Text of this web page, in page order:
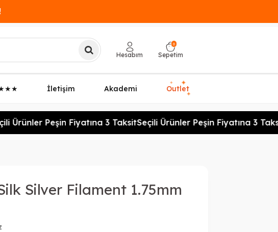
Hesabım
0
Sepetim
İletişim Akademi Outlet
✦ ✦
✦
Ürünler Peşin Fiyatına 3 TaksitSeçili Ürünler Peşin Fiyatına 3 Taksit
Silver Filament 1.75mm